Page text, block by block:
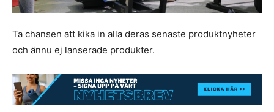
Ta chansen att kika in alla deras senaste produktnyheter
och ännu ej lanserade produkter.